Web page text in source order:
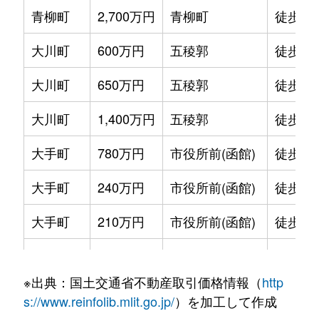
青柳町
2,700万円 青柳町
徒歩0
大川町
600万円 五稜郭
徒歩14
大川町
650万円 五稜郭
徒歩13
大川町
1,400万円 五稜郭
徒歩7
大手町
780万円 市役所前(函館)
徒歩2
大手町
240万円 市役所前(函館)
徒歩2
大手町
210万円 市役所前(函館)
徒歩2
大森町
330万円 松風町
徒歩5
※出典：国土交通省不動産取引価格情報（http
s://www.reinfolib.mlit.go.jp/）を加工して作成